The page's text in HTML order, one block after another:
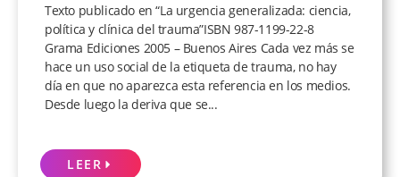
Texto publicado en “La urgencia generalizada: ciencia,
política y clínica del trauma”ISBN 987-1199-22-8
Grama Ediciones 2005 – Buenos Aires Cada vez más se
hace un uso social de la etiqueta de trauma, no hay
día en que no aparezca esta referencia en los medios.
Desde luego la deriva que se...
LEER